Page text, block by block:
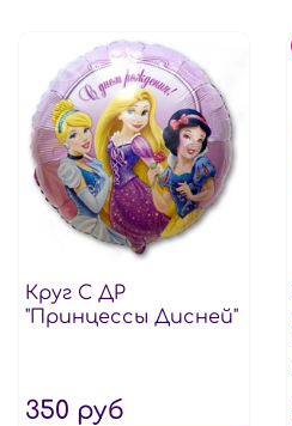
Круг С ДР
"Принцессы Дисней"
350 руб